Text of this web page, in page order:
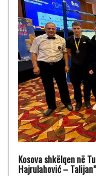
Kosova shkëlqen në
Hajrulahović –